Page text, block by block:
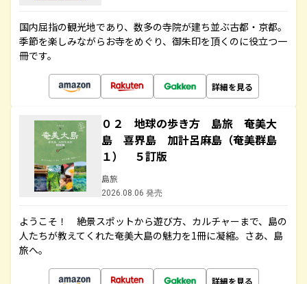
国内屈指の観光地であり、数多の寺院が建ち並ぶ古都・京都。
季節を楽しみながらお寺をめぐり、御朱印を頂くのに役立つ一
冊です。
詳細を見る
０２ 地球の歩き方 島旅 奄美大
島 喜界島 加計呂麻島（奄美群島
１） ５訂版
島旅
2026.08.06 発売
ようこそ！ 絶景スポットから遊び方、カルチャーまで、島の
人たちが教えてくれた奄美大島の魅力を1冊に凝縮。さあ、島
旅へ。
詳細を見る